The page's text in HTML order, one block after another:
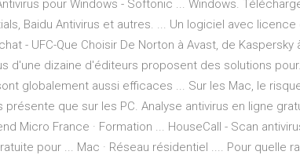
pour Windows - Softonic ... Windows.
Baidu Antivirus et autres. ... Un logiciel avec licence
- UFC-Que Choisir De Norton à Avast, de Kaspersky
d'une dizaine d'éditeurs proposent des solutions
globalement aussi efficaces ... Sur les Mac, le
que sur les PC. Analyse antivirus en ligne
Micro France · Formation ... HouseCall - Scan
pour ... Mac · Réseau résidentiel .... Pour quelle